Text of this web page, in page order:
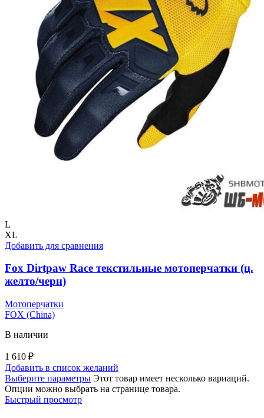
L
XL
Добавить для сравнения
Fox Dirtpaw Race текстильные мотоперчатки (ц.
желто/черн)
Мотоперчатки
FOX (China)
В наличии
1 610 ₽
Добавить в список желаний
Выберите параметры Этот товар имеет несколько вариаций.
Опции можно выбрать на странице товара.
Быстрый просмотр